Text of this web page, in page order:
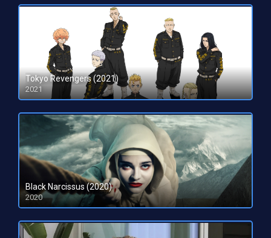
Tokyo Revengers (2021)
2021
Black Narcissus (2020)
2020